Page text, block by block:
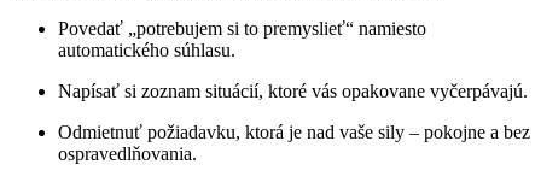
Povedať „potrebujem si to premyslieť“ namiesto
automatického súhlasu.
Napísať si zoznam situácií, ktoré vás opakovane vyčerpávajú.
Odmietnuť požiadavku, ktorá je nad vaše sily – pokojne a bez
ospravedlňovania.